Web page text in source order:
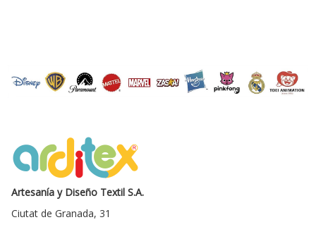
Artesanía y Diseño Textil S.A.
Ciutat de Granada, 31